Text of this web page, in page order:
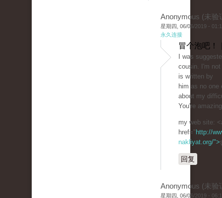
Anonymous (未验
星期四, 06/06/2019 -
永久连接
冒个泡吧！
I was
cousin. I'm
is written by
him as no one
about my
You're
my web site:
href=" http://
nakliyat.org/">
回复
Anonymous (未验
星期四, 06/06/2019 -